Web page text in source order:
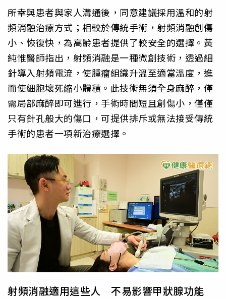
所幸與患者與家人溝通後，同意建議採用溫和的射
頻消融治療方式；相較於傳統手術，射頻消融創傷
小、恢復快，為高齡患者提供了較安全的選擇。黃
純惟醫師指出，射頻消融是一種微創技術，透過細
針導入射頻電流，使腫瘤組織升溫至適當溫度，進
而使細胞壞死縮小體積。此技術無須全身麻醉，僅
需局部麻醉即可進行，手術時間短且創傷小，僅僅
只有針孔般大的傷口，可提供排斥或無法接受傳統
手術的患者一項新治療選擇。
射頻消融適用這些人 不易影響甲狀腺功能